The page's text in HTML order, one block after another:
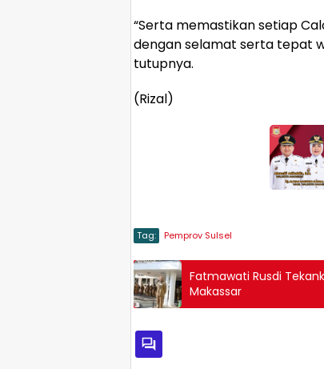
“Serta memastikan setiap
dengan selamat serta tepat
tutupnya.
(Rizal)
Tag: Pemprov Sulsel
Fatmawati Rusdi
Makassar